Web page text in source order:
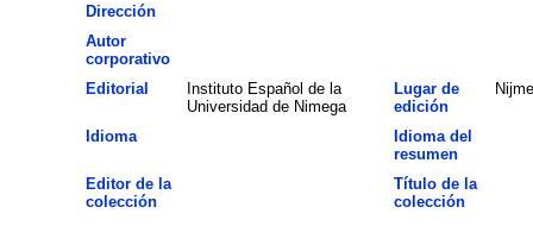
Dirección
Autor
corporativo
Editorial
Instituto Español de la
Universidad de Nimega
Lugar de
edición
Idioma
Idioma del
resumen
Editor de la
colección
Título de la
colección